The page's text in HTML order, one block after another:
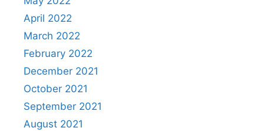
April 2022
March 2022
February 2022
December 2021
October 2021
September 2021
August 2021